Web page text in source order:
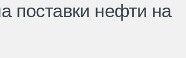
поставки нефти на